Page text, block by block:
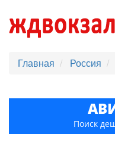
Главная Россия
Поиск